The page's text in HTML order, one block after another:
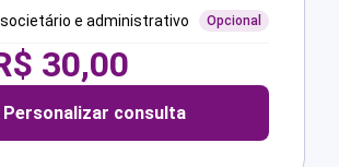
e administrativo Opcional
30,00
Personalizar consulta